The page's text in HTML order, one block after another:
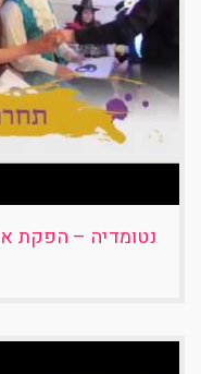
נטומדיה – הפקת